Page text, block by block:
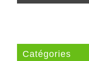
Catégories